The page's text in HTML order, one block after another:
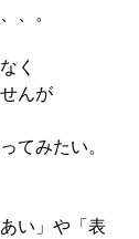
、、。
く
んが
てみたい。
い」や「表